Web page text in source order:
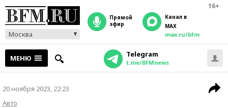
16+
Москва
прямой
эфир
Канал в
MAX
max.ru/bfm
МЕНЮ Telegram
t.me/BFMnews
20 ноября 2023, 22:23
Авто